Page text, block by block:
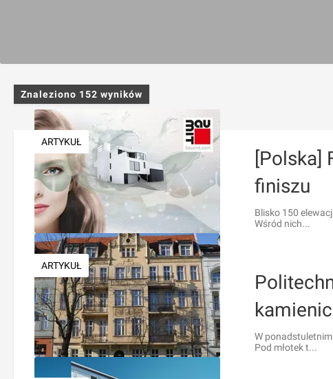
Znaleziono 152 wyników
ARTYKUŁ
[Polska]
finiszu
Blisko 150
Wśród nich...
ARTYKUŁ
W
Pod młotek t...